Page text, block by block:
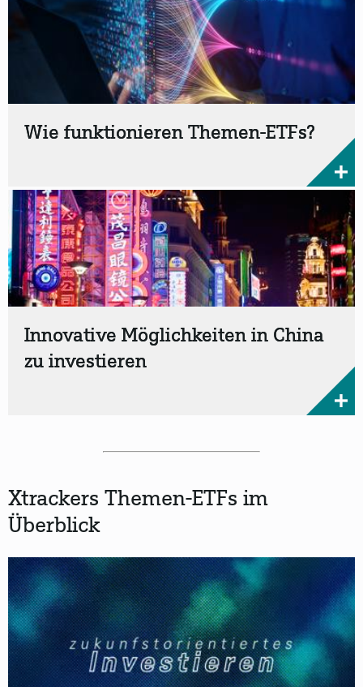
Wie funktionieren Themen-ETFs?
Innovative Möglichkeiten in China
zu investieren
Xtrackers Themen-ETFs im
Überblick
Investieren ist jetzt thematisch